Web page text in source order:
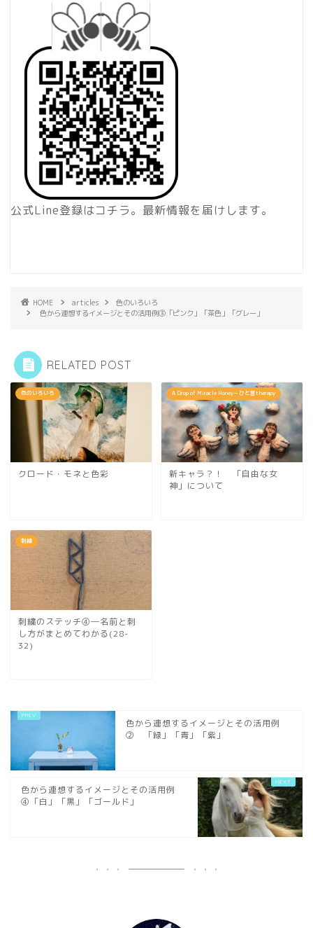
公式Line登録はコチラ。最新情報を届けします。
HOME articles
色のいろいろ
色から連想するイメージとその活用例③「ピンク」「茶色」「グレー」
RELATED POST
色のいろいろ
クロード・モネと色彩
A Drop of Miracle Honey－ひと言therapy
新キャラ？！ 「自由な女
神」について
刺繍
刺繍のステッチ④―名前と刺
し方がまとめてわかる(28-
32)
色から連想するイメージとその活用例
② 「緑」「青」「紫」
色から連想するイメージとその活用例
④「白」「黒」「ゴールド」